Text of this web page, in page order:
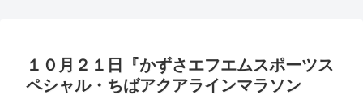
１０月２１日『かずさエフエムスポーツス
ペシャル・ちばアクアラインマラソン